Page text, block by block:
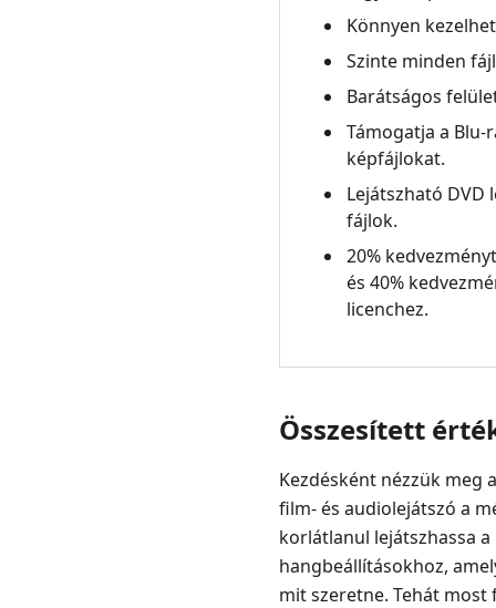
Könnyen
Szinte minden
Barátságos
Támogatja a Blu-
képfájlokat.
Lejátszható DVD
fájlok.
20%
és 40%
licenchez.
Összesített
Kezdésként nézzük meg
film- és audiolejátszó a
korlátlanul lejátszhassa
hangbeállításokhoz,
mit szeretne. Tehát